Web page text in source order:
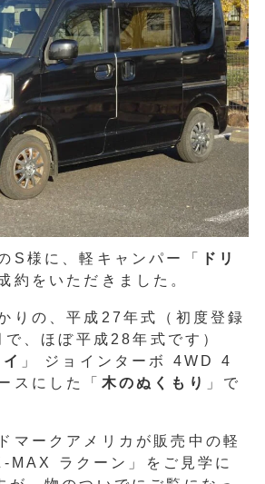
S様に、軽キャンパー「
ドリ
約をいただきました。
りの、平成27年式（初度登録
、ほぼ平成28年式です）
」 ジョインターボ 4WD 4
スにした「 木のぬくもり
」で
マークアメリカが販売中の軽
MAX ラクーン」をご見学に